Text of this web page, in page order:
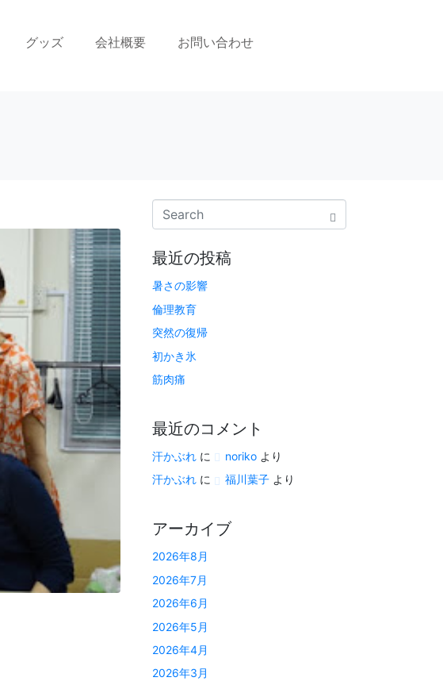
グッズ 会社概要 お問い合わせ
最近の投稿
暑さの影響
倫理教育
突然の復帰
初かき氷
筋肉痛
最近のコメント
汗かぶれ に norikoより
汗かぶれ に 福川葉子より
アーカイブ
2026年8月
2026年7月
2026年6月
2026年5月
2026年4月
2026年3月